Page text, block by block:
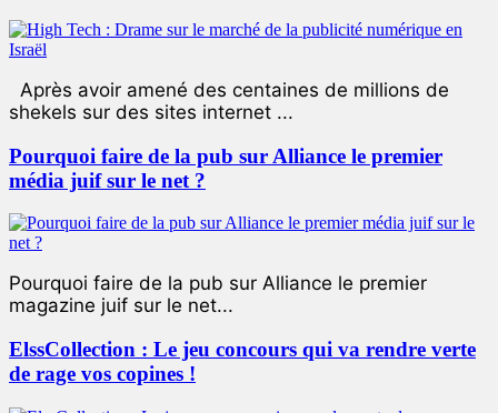
Après avoir amené des centaines de millions de
shekels sur des sites internet ...
Pourquoi faire de la pub sur Alliance le premier
média juif sur le net ?
Pourquoi faire de la pub sur Alliance le premier
magazine juif sur le net...
ElssCollection : Le jeu concours qui va rendre verte
de rage vos copines !